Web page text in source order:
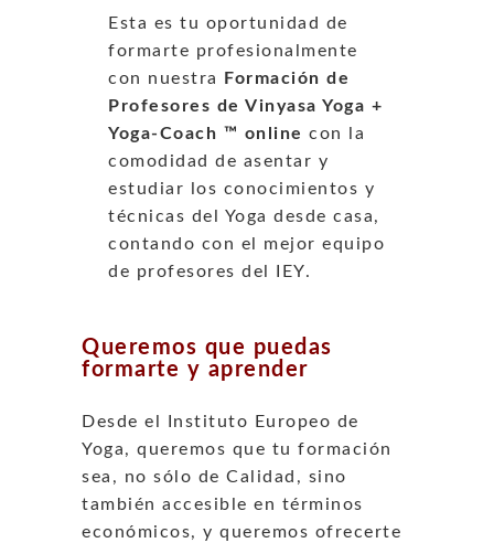
Esta es tu oportunidad de
formarte profesionalmente
con nuestra
Formación de
Profesores de Vinyasa Yoga +
Yoga-Coach ™ online con la
comodidad de asentar y
estudiar los conocimientos y
técnicas del Yoga desde casa,
contando con el mejor equipo
de profesores del IEY.
Queremos que puedas
formarte y aprender
Desde el Instituto Europeo de
Yoga, queremos que tu formación
sea, no sólo de Calidad, sino
también accesible en términos
económicos, y queremos ofrecerte